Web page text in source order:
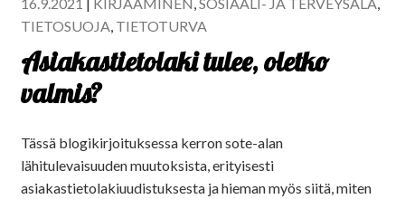
TIETOSUOJA, TIETOTURVA
Asiakastietolaki tulee, oletko
valmis?
Tässä blogikirjoituksessa kerron sote-alan
lähitulevaisuuden muutoksista, erityisesti
asiakastietolakiuudistuksesta ja hieman myös siitä, miten